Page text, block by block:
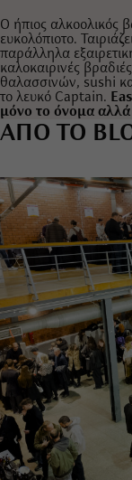
Ο ήπιος αλκοολικός
ευκολόπιοτο.
παράλληλα
καλοκαιρινές
θαλασσινών, sushi
το λευκό Captain.
μόνο το όνομα αλλά
ΑΠΟ ΤΟ